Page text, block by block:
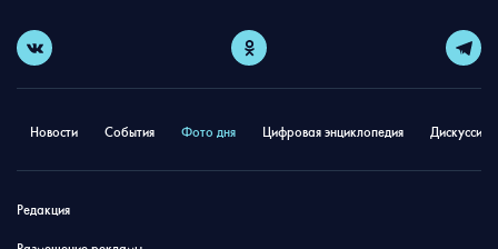
Новости События Фото дня Цифровая энциклопедия
Редакция